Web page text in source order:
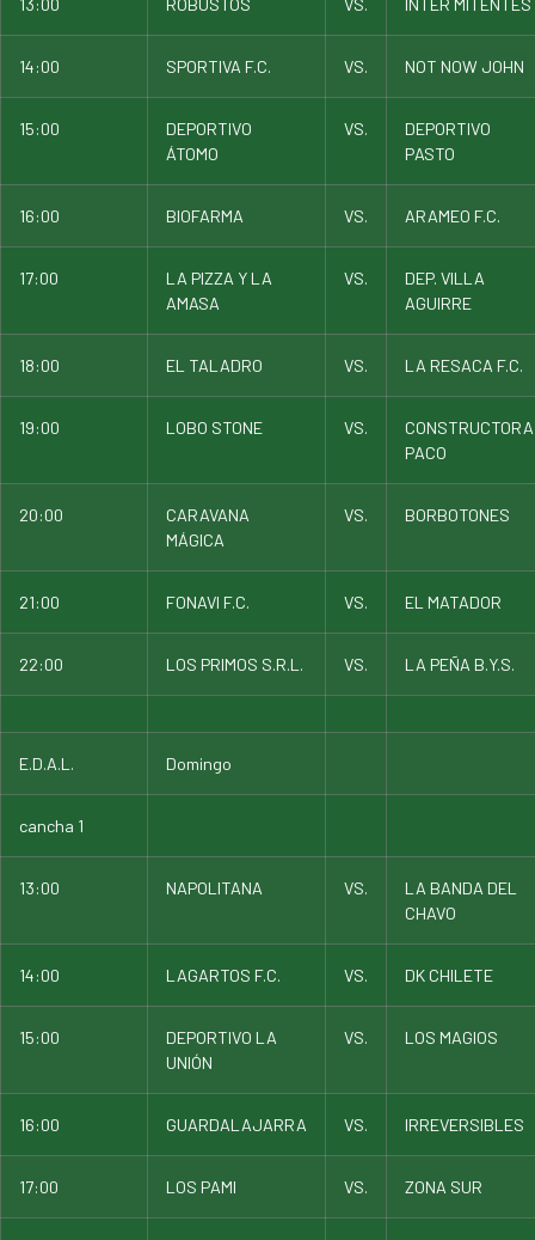
13:00 ROBUSTOS VS. INTER MITENTES
14:00 SPORTIVA F.C. VS. NOT NOW JOHN
15:00
DEPORTIVO
ÁTOMO
VS.
DEPORTIVO
PASTO
16:00 BIOFARMA VS. ARAMEO F.C.
17:00
LA PIZZA Y LA
AMASA
VS.
DEP. VILLA
AGUIRRE
18:00 EL TALADRO VS. LA RESACA F.C.
19:00 LOBO STONE VS.
CONSTRUCTORA
PACO
20:00
CARAVANA
MÁGICA
VS. BORBOTONES
21:00 FONAVI F.C. VS. EL MATADOR
22:00 LOS PRIMOS S.R.L. VS. LA PEÑA B.Y.S.
E.D.A.L. Domingo
cancha 1
13:00 NAPOLITANA VS.
LA BANDA DEL
CHAVO
14:00 LAGARTOS F.C. VS. DK CHILETE
15:00
DEPORTIVO LA
UNIÓN
VS. LOS MAGIOS
16:00 GUARDALAJARRA VS. IRREVERSIBLES
17:00 LOS PAMI VS. ZONA SUR